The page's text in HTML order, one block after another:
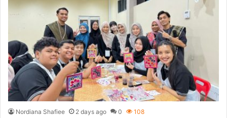
Nordiana Shafiee 2 days ago 0 108